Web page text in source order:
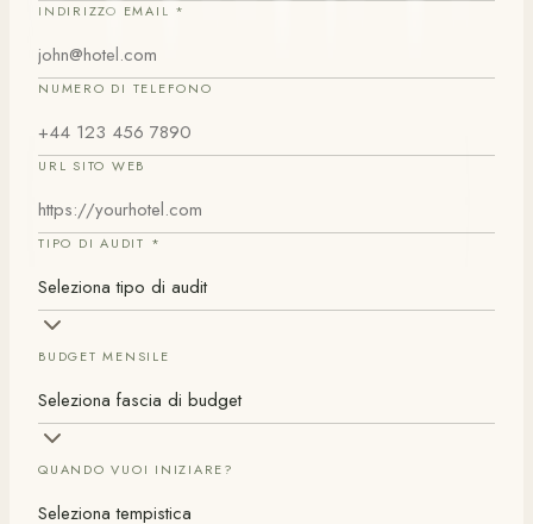
INDIRIZZO EMAIL *
NUMERO DI TELEFONO
URL SITO WEB
TIPO DI AUDIT *
BUDGET MENSILE
QUANDO VUOI INIZIARE?